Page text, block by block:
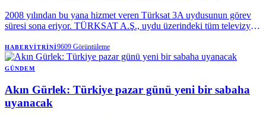
2008 yılından bu yana hizmet veren Türksat 3A uydusunun görev
süresi sona eriyor. TÜRKSAT A.Ş., uydu üzerindeki tüm televizyon
gece filodaki daha yüksek kapasiteli diğer uydulara aktarılacağını
duyurdu.
HABERVITRINI9609 Görüntüleme
GÜNDEM
Akın Gürlek: Türkiye pazar günü yeni bir sabaha
uyanacak